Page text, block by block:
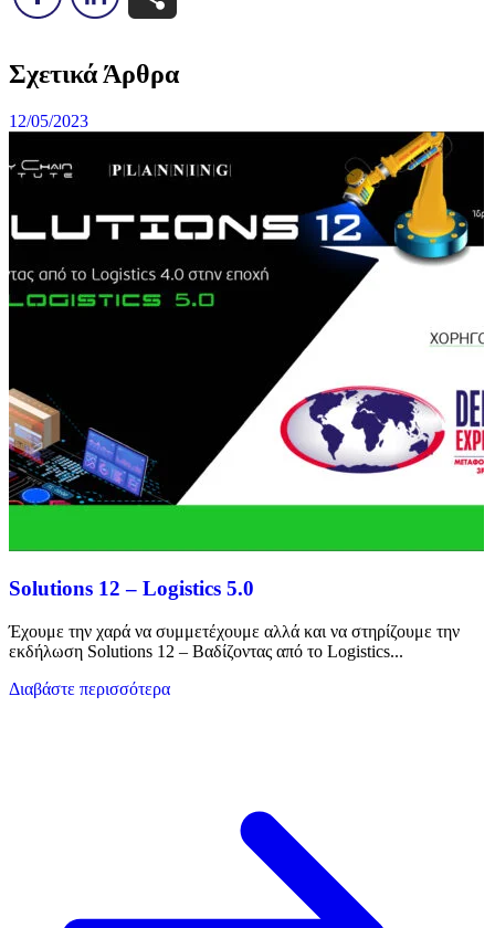
Σχετικά Άρθρα
12/05/2023
Solutions 12 – Logistics 5.0
Έχουμε την χαρά να συμμετέχουμε αλλά και να στηρίζουμε την
εκδήλωση Solutions 12 – Βαδίζοντας από το Logistics...
Διαβάστε περισσότερα